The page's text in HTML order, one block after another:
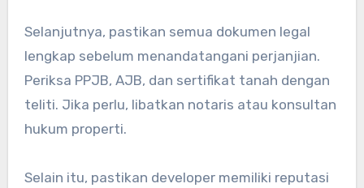
Selanjutnya, pastikan semua dokumen legal
lengkap sebelum menandatangani perjanjian.
Periksa PPJB, AJB, dan sertifikat tanah dengan
teliti. Jika perlu, libatkan notaris atau konsultan
hukum properti.
Selain itu, pastikan developer memiliki reputasi